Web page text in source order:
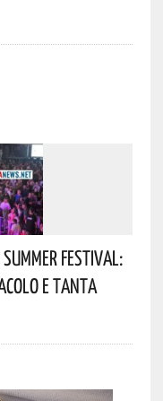
Festival:
E Tanta